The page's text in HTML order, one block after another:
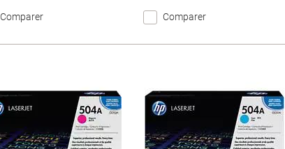
Comparer Comparer